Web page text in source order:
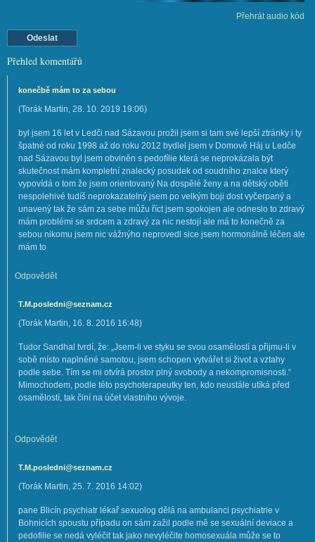
Přehrát audio kód
Přehled komentářů
konečbě mám to za sebou
(Torák Martin, 28. 10. 2019 19:06)
byl jsem 16 let v Ledči nad Sázavou prožil jsem si tam své lepší ztránky i ty
špatné od roku 1998 až do roku 2012 bydlel jsem v Domově Háj u Ledče
nad Sázavou byl jsem obviněn s pedofílie která se neprokázala být
skutečnost mám kompletní znalecký posudek od soudního znalce který
vypovídá o tom že jsem orientovaný Na dospělé ženy a na dětský oběti
nespolehivé tudíš neprokazatelný jsem po velkým boji dost vyčerpaný a
unavený tak že sám za sebe můžu říct jsem spokojen ale odneslo to zdravý
mám problémi se srdcem a zdravý za nic nestojí ale má to konečně za
sebou nikomu jsem nic vážnýho neprovedl sice jsem hormonálně léčen ale
mám to
Odpovědět
T.M.posledni@seznam.cz
(Torák Martin, 16. 8. 2016 16:48)
Tudor Sandhal tvrdí, že: „Jsem-li ve styku se svou osamělostí a přijmu-li v
sobě místo naplněné samotou, jsem schopen vytvářet si život a vztahy
podle sebe. Tím se mi otvírá prostor plný svobody a nekompromisnosti.“
Mimochodem, podle této psychoterapeutky ten, kdo neustále utíká před
osamělostí, tak činí na účet vlastního vývoje.
Odpovědět
T.M.posledni@seznam.cz
(Torák Martin, 25. 7. 2016 14:02)
pane Blicín psychiatr lékař sexuolog dělá na ambulanci psychiatrie v
Bohnicích spoustu případu on sám zažil podle mě se sexuální deviace a
pedofilie se nedá vyléčit tak jako nevyléčite homosexuála může se to